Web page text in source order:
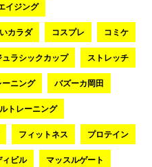
イジング
カラダ コスプレ コミケ
ュラシックカップ ストレッチ
ーニング バズーカ岡田
トレーニング
フィットネス プロテイン
ィビル マッスルゲート